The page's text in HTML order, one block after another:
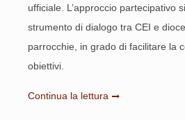
ufficiale. L’approccio partecipativo
strumento di dialogo tra CEI e
parrocchie, in grado di facilitare la
obiettivi.
Continua la lettura